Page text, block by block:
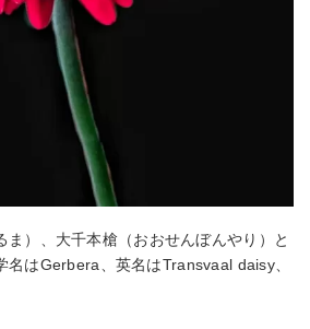
ま）、大千本槍（おおせんぼんやり）と
名はGerbera、英名はTransvaal daisy、